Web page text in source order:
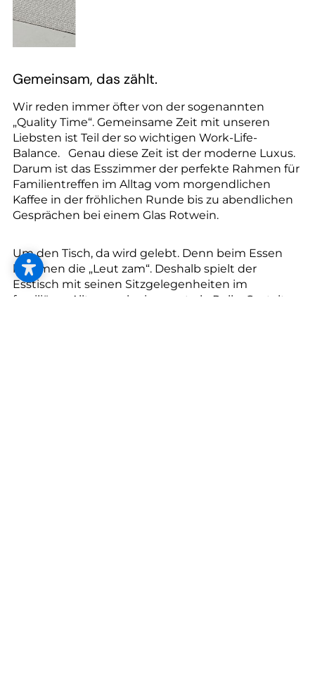
Gemeinsam, das zählt.
Wir reden immer öfter von der sogenannten
„Quality Time“. Gemeinsame Zeit mit unseren
Liebsten ist Teil der so wichtigen Work-Life-
Balance. Genau diese Zeit ist der moderne Luxus.
Darum ist das Esszimmer der perfekte Rahmen für
Familientreffen im Alltag vom morgendlichen
Kaffee in der fröhlichen Runde bis zu abendlichen
Gesprächen bei einem Glas Rotwein.
Um den Tisch, da wird gelebt. Denn beim Essen
kommen die „Leut zam“. Deshalb spielt der
Esstisch mit seinen Sitzgelegenheiten im
familiären Alltag auch eine zentrale Rolle. Gestalten